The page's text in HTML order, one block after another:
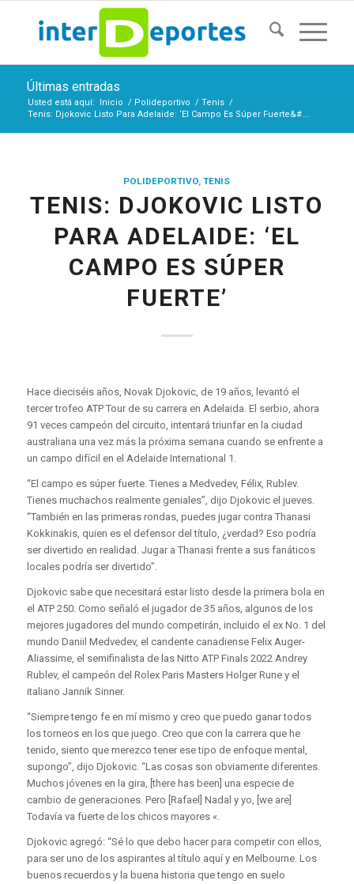
Últimas entradas
Usted está aquí: Inicio / Polideportivo / Tenis /
Tenis: Djokovic Listo Para Adelaide: ‘El Campo Es Súper Fuerte&#...
POLIDEPORTIVO,TENIS
TENIS: DJOKOVIC LISTO
PARA ADELAIDE: ‘EL
CAMPO ES SÚPER
FUERTE’
Hace dieciséis años, Novak Djokovic, de 19 años, levantó el
tercer trofeo ATP Tour de su carrera en Adelaida. El serbio, ahora
91 veces campeón del circuito, intentará triunfar en la ciudad
australiana una vez más la próxima semana cuando se enfrente a
un campo difícil en el Adelaide International 1.
“El campo es súper fuerte. Tienes a Medvedev, Félix, Rublev.
Tienes muchachos realmente geniales”, dijo Djokovic el jueves.
“También en las primeras rondas, puedes jugar contra Thanasi
Kokkinakis, quien es el defensor del título, ¿verdad? Eso podría
ser divertido en realidad. Jugar a Thanasi frente a sus fanáticos
locales podría ser divertido”.
Djokovic sabe que necesitará estar listo desde la primera bola en
el ATP 250. Como señaló el jugador de 35 años, algunos de los
mejores jugadores del mundo competirán, incluido el ex No. 1 del
mundo Daniil Medvedev, el candente canadiense Felix Auger-
Aliassime, el semifinalista de las Nitto ATP Finals 2022 Andrey
Rublev, el campeón del Rolex Paris Masters Holger Rune y el
italiano Jannik Sinner.
“Siempre tengo fe en mí mismo y creo que puedo ganar todos
los torneos en los que juego. Creo que con la carrera que he
tenido, siento que merezco tener ese tipo de enfoque mental,
supongo”, dijo Djokovic. “Las cosas son obviamente diferentes.
Muchos jóvenes en la gira, [there has been] una especie de
cambio de generaciones. Pero [Rafael] Nadal y yo, [we are]
Todavía va fuerte de los chicos mayores «.
Djokovic agregó: “Sé lo que debo hacer para competir con ellos,
para ser uno de los aspirantes al título aquí y en Melbourne. Los
buenos recuerdos y la buena historia que tengo en suelo